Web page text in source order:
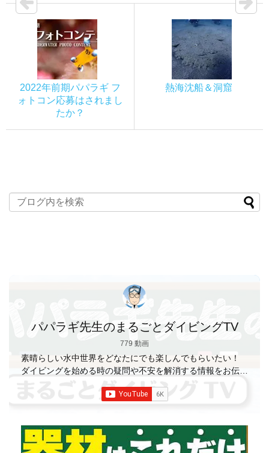
2022年前期パパラギ フ
ォトコン応募はされまし
たか？
熱海沈船＆洞窟
パパラギ先生のまるごとダイビングTV
779 動画
素晴らしい水中世界をどなたにでも楽しんでもらいたい！
ダイビングを始める時の疑問や不安を解消する情報をお伝え
業の国内最大規模のスキューバダイビングスクール。 PADI
の初心者ダイビングライセンス認定実績。 常駐のプロイン
ストラクターは40名ほど。 【初心者からプロレベルま